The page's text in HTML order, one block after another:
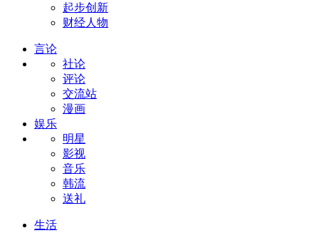
起步创新
财经人物
言论
社论
评论
交流站
漫画
娱乐
明星
影视
音乐
韩流
送礼
生活